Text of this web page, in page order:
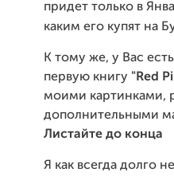
придет только в
каким его купят на
К тому же, у Вас
первую книгу "Red
моими картинками,
дополнительными
Листайте до конца
Я как всегда долго